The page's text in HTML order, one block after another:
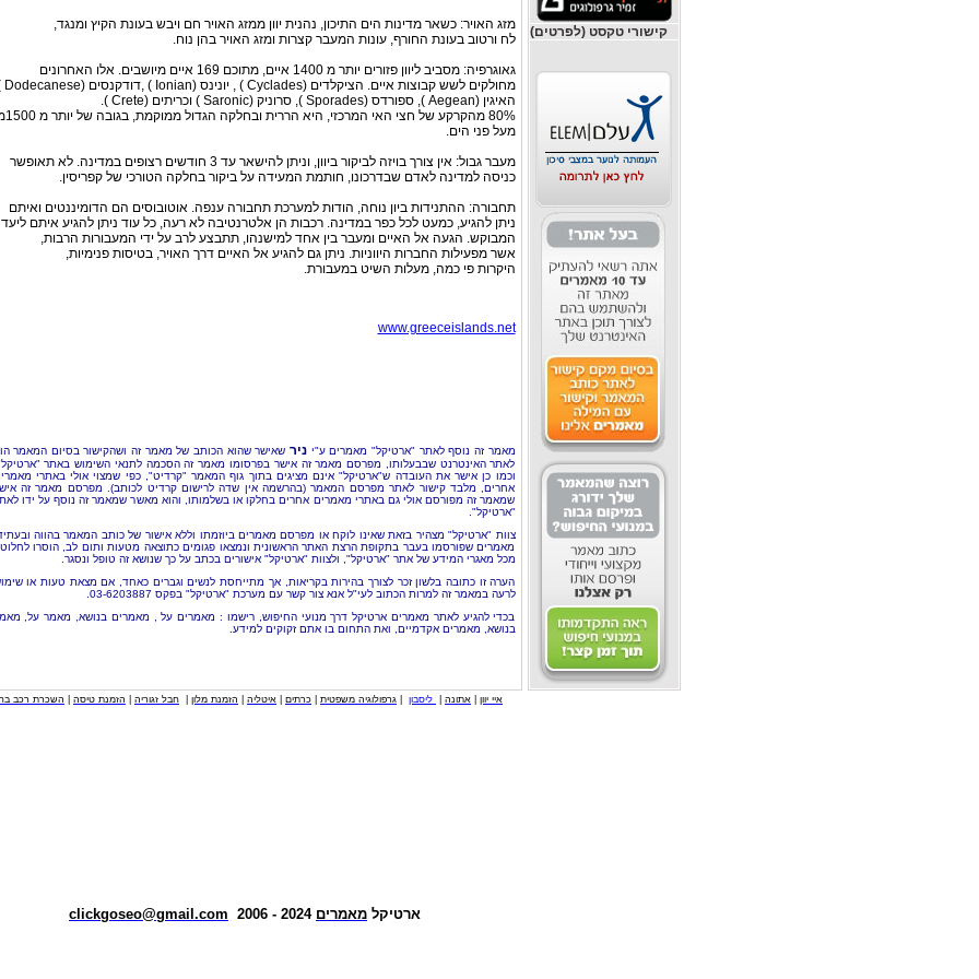
קישורי טקסט (לפרטים)
מזג האויר: כשאר מדינות הים התיכון, נהנית יוון ממזג האויר חם ויבש בעונת הקיץ ומנגד,
לח ורטוב בעונת החורף, עונות המעבר קצרות ומזג האויר בהן נוח.
גאוגרפיה: מסביב ליוון פזורים יותר מ 1400 איים, מתוכם 169 איים מיושבים. אלו האחרונים
מחולקים לשש קבוצות איים. הציקלדים (Cyclades ) , יונינס (Ionian ) ,דודקנסים (Dodecanese )
האיגין (Aegean ), ספורדס (Sporades ), סרוניק (Saronic ) וכריתים (Crete ).
80% מהקרקע של חצי האי המרכזי, היא הררית ובחלקה הגדול ממוקמת, בגובה של יותר מ 1500מ'
מעל פני הים.
מעבר גבול: אין צורך בויזה לביקור ביוון, וניתן להישאר עד 3 חודשים רצופים במדינה. לא תאופשר
כניסה למדינה לאדם שבדרכונו, חותמת המעידה על ביקור בחלקה הטורכי של קפריסין.
תחבורה: ההתנידות ביון נוחה, הודות למערכת תחבורה ענפה. אוטובוסים הם הדומיננטים ואיתם
ניתן להגיע, כמעט לכל כפר במדינה. רכבות הן אלטרנטיבה לא רעה, כל עוד ניתן להגיע איתם ליעד
המבוקש. הגעה אל האיים ומעבר בין אחד למישנהו, תתבצע לרב על ידי המעבורות הרבות,
אשר מפעילות החברות היווניות. ניתן גם להגיע אל האיים דרך האויר, בטיסות פנימיות,
היקרות פי כמה, מעלות השיט במעבורת.
www.greeceislands.net
מאמר זה נוסף לאתר "ארטיקל" מאמרים ע"יניר שאישר שהוא הכותב של מאמר זה ושהקישור בסיום המאמר
לאתר האינטרנט שבבעלותו, מפרסם מאמר זה אישר בפרסומו מאמר זה הסכמה לתנאי השימוש באתר
וכמו כן אישר את העובדה ש"ארטיקל" אינם מציגים בתוך גוף המאמר "קרדיט", כפי שמצוי אולי באתרי
אחרים, מלבד קישור לאתר מפרסם המאמר (בהרשמה אין שדה לרישום קרדיט לכותב). מפרסם מאמר זה
שמאמר זה מפורסם אולי גם באתרי מאמרים אחרים בחלקו או בשלמותו, והוא מאשר שמאמר זה נוסף על ידו
"ארטיקל".
צוות "ארטיקל" מצהיר בזאת שאינו לוקח או מפרסם מאמרים ביוזמתו וללא אישור של כותב המאמר בהווה
מאמרים שפורסמו בעבר בתקופת הרצת האתר הראשונית ונמצאו פגומים כתוצאה מטעות ותום לב, הוסרו
מכל מאגרי המידע של אתר "ארטיקל", ולצוות "ארטיקל" אישורים בכתב על כך שנושא זה טופל ונסגר.
הערה זו כתובה בלשון זכר לצורך בהירות בקריאות, אך מתייחסת לנשים וגברים כאחד, אם מצאת טעות או
לרעה במאמר זה למרות הכתוב לעי"ל אנא צור קשר עם מערכת "ארטיקל" בפקס 03-6203887.
בכדי להגיע לאתר מאמרים ארטיקל דרך מנועי החיפוש, רישמו : מאמרים על , מאמרים בנושא, מאמר על,
בנושא, מאמרים אקדמיים, ואת התחום בו אתם זקוקים למידע.
איי יוון אתונה ליסבון גרפולוגיה משפטית כרתים איטליה הזמנת מלון חבל זגוריה הזמנת טיסה השכרת רכב
ארטיקל מאמרים 2024 - 2006
clickgoseo@gmail.com